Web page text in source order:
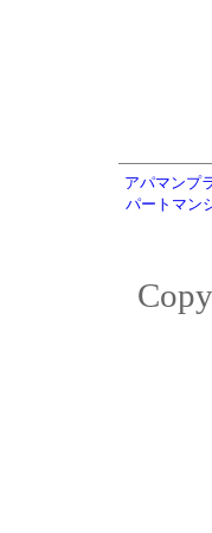
アパマンプ
パートマン